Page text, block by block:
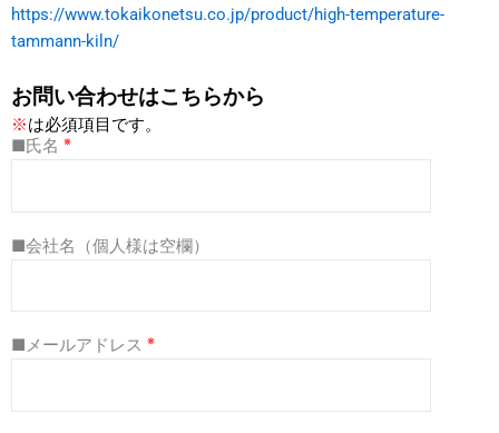
https://www.tokaikonetsu.co.jp/product/high-temperature-
tammann-kiln/
お問い合わせはこちらから
※は必須項目です。
■氏名 ※
■会社名（個人様は空欄）
■メールアドレス ※